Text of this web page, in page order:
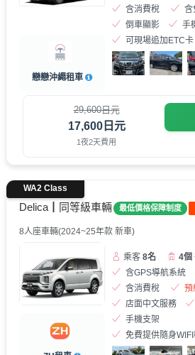
戀戀沖繩租車
含消費稅
含
倒車顯影
手
可現場追加ETC卡
29,600日元
17,600日元
1夜2天費用
Delica┃同等級車輛 最低價格保障制度
WA2 Class
8人座車輛(2024~25年款 新車)
乘客8名 4個
含GPS導航系統
含消費稅
預
店面中文服務
手機支架
免費提供隨身WIFI